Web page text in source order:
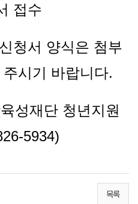
접수
청서 양식은 첨부
시기 바랍니다.
성재단 청년지원
5934)
목록